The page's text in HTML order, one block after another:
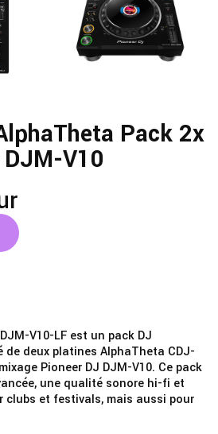
Pack 2x
V10
V10-LF est un pack DJ
de deux platines AlphaTheta CDJ-
Pioneer DJ DJM-V10. Ce pack
une qualité sonore hi-fi et
clubs et festivals, mais aussi pour